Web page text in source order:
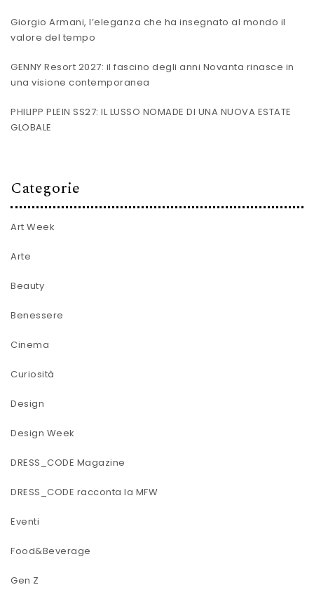
Giorgio Armani, l’eleganza che ha insegnato al mondo il
valore del tempo
GENNY Resort 2027: il fascino degli anni Novanta rinasce in
una visione contemporanea
PHILIPP PLEIN SS27: IL LUSSO NOMADE DI UNA NUOVA ESTATE
GLOBALE
Categorie
Art Week
Arte
Beauty
Benessere
Cinema
Curiosità
Design
Design Week
DRESS_CODE Magazine
DRESS_CODE racconta la MFW
Eventi
Food&Beverage
Gen Z